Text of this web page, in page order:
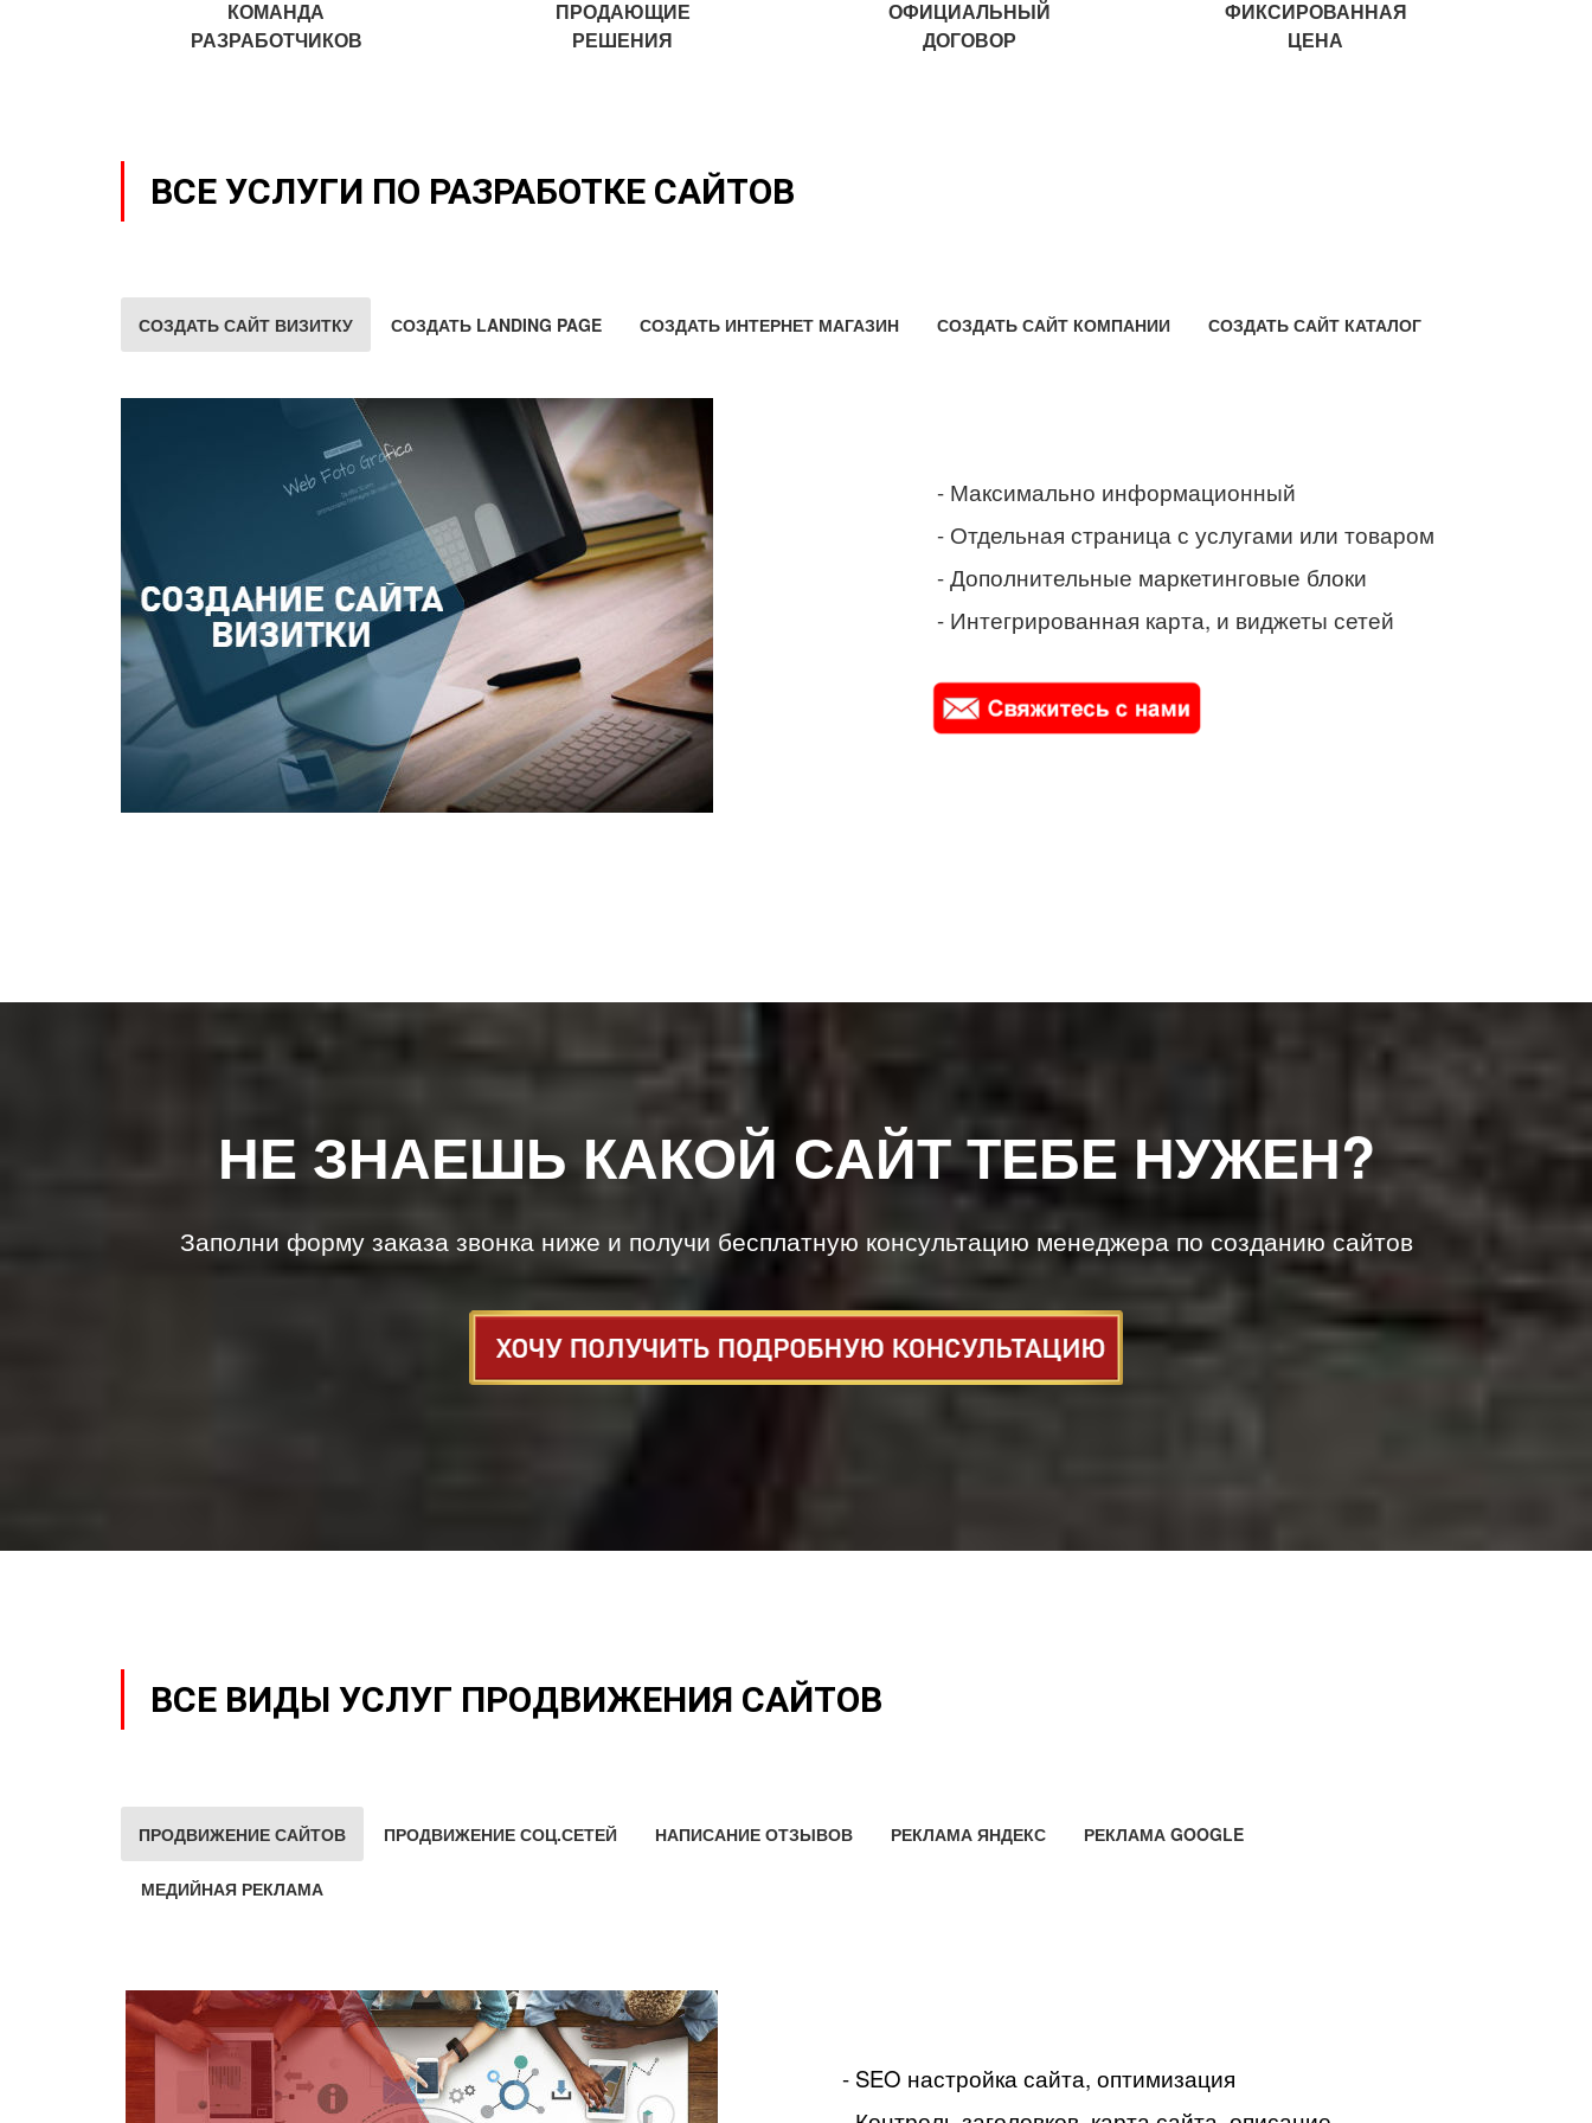
КОМАНДА
РАЗРАБОТЧИКОВ
ПРОДАЮЩИЕ
РЕШЕНИЯ
ОФИЦИАЛЬНЫЙ
ДОГОВОР
ФИКСИРОВАННАЯ
ЦЕНА
ВСЕ УСЛУГИ ПО РАЗРАБОТКЕ САЙТОВ
СОЗДАТЬ САЙТ ВИЗИТКУ СОЗДАТЬ LANDING PAGE СОЗДАТЬ ИНТЕРНЕТ МАГАЗИН СОЗДАТЬ САЙТ КОМПАНИИ СОЗДАТЬ САЙТ КАТАЛОГ
- Максимально информационный
- Отдельная страница с услугами или товаром
- Дополнительные маркетинговые блоки
- Интегрированная карта, и виджеты сетей
НЕ ЗНАЕШЬ КАКОЙ САЙТ ТЕБЕ НУЖЕН?
Заполни форму заказа звонка ниже и получи бесплатную консультацию менеджера по созданию сайтов
ВСЕ ВИДЫ УСЛУГ ПРОДВИЖЕНИЯ САЙТОВ
ПРОДВИЖЕНИЕ САЙТОВ ПРОДВИЖЕНИЕ СОЦ.СЕТЕЙ НАПИСАНИЕ ОТЗЫВОВ РЕКЛАМА ЯНДЕКС РЕКЛАМА GOOGLE
МЕДИЙНАЯ РЕКЛАМА
- SEO настройка сайта, оптимизация